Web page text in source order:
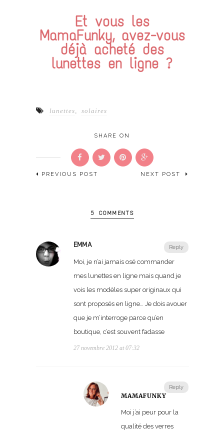
Et vous les
MamaFunky, avez-vous
déjà acheté des
lunettes en ligne ?
lunettes solaires
SHARE ON
PREVIOUS POST NEXT POST
5 COMMENTS
Reply
EMMA
Moi, je n’ai jamais osé commander
mes lunettes en ligne mais quand je
vois les modèles super originaux qui
sont proposés en ligne… Je dois avouer
que je m’interroge parce qu’en
boutique, c’est souvent fadasse
27 novembre 2012 at 07:32
Reply
MAMAFUNKY
Moi j’ai peur pour la
qualité des verres